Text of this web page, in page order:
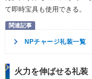
て即時宝具も使用できる。
NPチャージ礼装一覧
火力を伸ばせる礼装